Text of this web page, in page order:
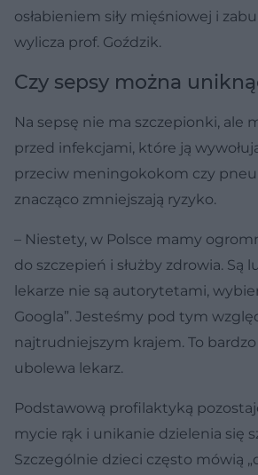
osłabieniem siły mięśniowej i
wylicza prof. Goździk.
Czy sepsy można
Na sepsę nie ma szczepionki, ale
przed infekcjami, które ją
przeciw meningokokom czy
znacząco zmniejszają ryzyko.
– Niestety, w Polsce mamy
do szczepień i służby zdrowia. Są
lekarze nie są autorytetami,
Googla”. Jesteśmy pod tym
najtrudniejszym krajem. To
ubolewa lekarz.
Podstawową profilaktyką
mycie rąk i unikanie dzielenia się
Szczególnie dzieci często mówią